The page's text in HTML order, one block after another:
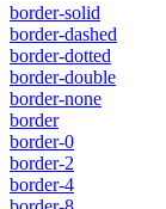
border-solid
border-dashed
border-dotted
border-double
border-none
border
border-0
border-2
border-4